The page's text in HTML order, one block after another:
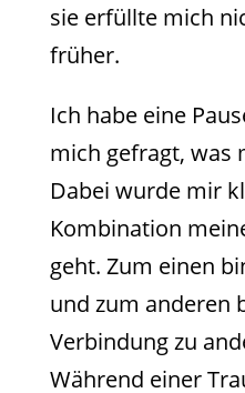
sie erfüllte mich
früher.
Ich habe eine
mich gefragt, was
Dabei wurde mir
Kombination
geht. Zum einen
und zum anderen
Verbindung zu
Während einer